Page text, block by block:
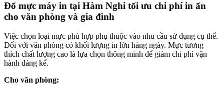
Đổ mực máy in tại Hàm Nghi tối ưu chi phí in ấn
cho văn phòng và gia đình
Việc chọn loại mực phù hợp phụ thuộc vào nhu cầu sử dụng cụ thể.
Đối với văn phòng có khối lượng in lớn hàng ngày. Mực tương
thích chất lượng cao là lựa chọn thông minh để giảm chi phí vận
hành đáng kể.
Cho văn phòng: